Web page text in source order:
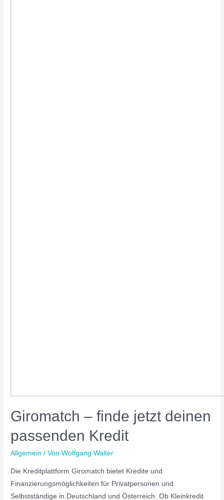
Giromatch – finde jetzt deinen
passenden Kredit
Allgemein / VonWolfgang Walter
Die Kreditplattform Giromatch bietet Kredite und
Finanzierungsmöglichkeiten für Privatpersonen und
Selbstständige in Deutschland und Österreich. Ob Kleinkredit